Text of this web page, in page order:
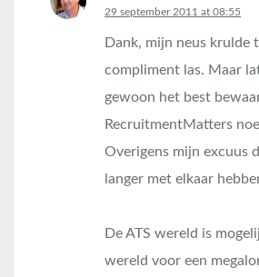
says:
29 september 2011 at 08:55
Dank, mijn neus krulde
compliment las. Maar
gewoon het best
RecruitmentMatters
Overigens mijn excuus
langer met elkaar
De ATS wereld is
wereld voor een